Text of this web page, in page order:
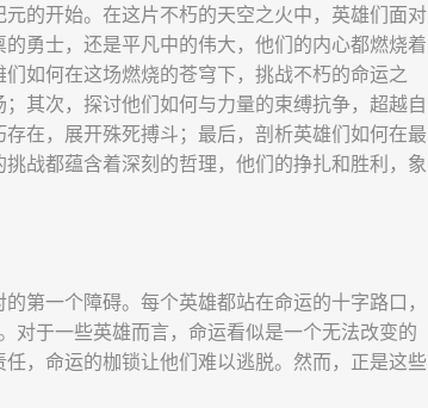
的开始。在这片不朽的天空之火中，英雄们面对
勇士，还是平凡中的伟大，他们的内心都燃烧着
如何在这场燃烧的苍穹下，挑战不朽的命运之
其次，探讨他们如何与力量的束缚抗争，超越自
在，展开殊死搏斗；最后，剖析英雄们如何在最
战都蕴含着深刻的哲理，他们的挣扎和胜利，象
第一个障碍。每个英雄都站在命运的十字路口，
于一些英雄而言，命运看似是一个无法改变的
，命运的枷锁让他们难以逃脱。然而，正是这些